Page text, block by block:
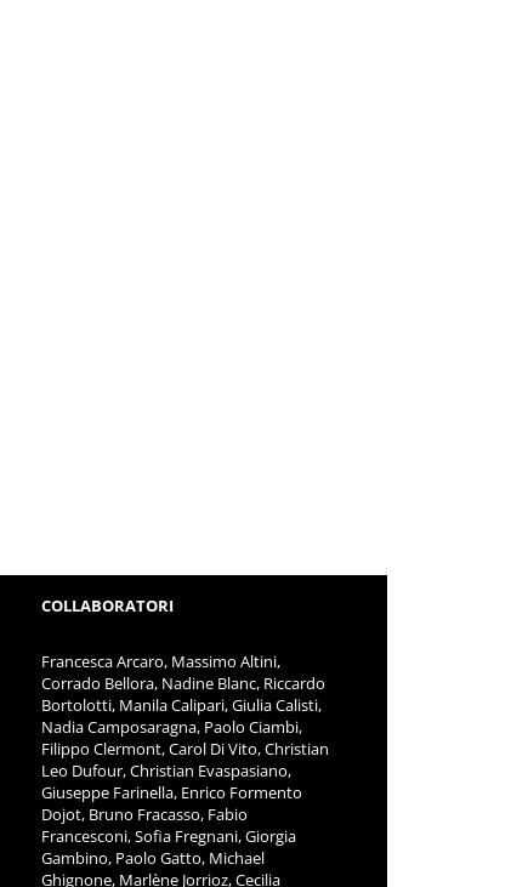
COLLABORATORI
Francesca Arcaro, Massimo Altini,
Corrado Bellora, Nadine Blanc, Riccardo
Bortolotti, Manila Calipari, Giulia Calisti,
Nadia Camposaragna, Paolo Ciambi,
Filippo Clermont, Carol Di Vito, Christian
Leo Dufour, Christian Evaspasiano,
Giuseppe Farinella, Enrico Formento
Dojot, Bruno Fracasso, Fabio
Francesconi, Sofia Fregnani, Giorgia
Gambino, Paolo Gatto, Michael
Ghignone, Marlène Jorrioz, Cecilia